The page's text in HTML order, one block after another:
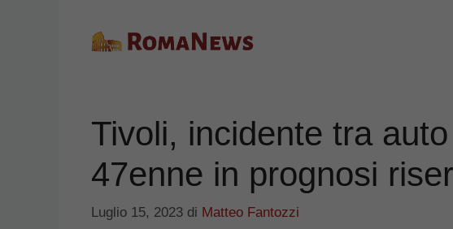
Tivoli, incidente tra
47enne in prognosi
Luglio 15, 2023 di Matteo Fantozzi